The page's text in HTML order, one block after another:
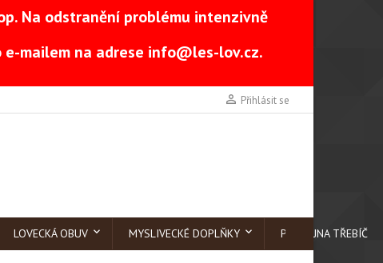
Na odstranění problému intenzivně
mailem na adrese info@les-lov.cz.
 Přihlásit se
LOVECKÁ OBUV MYSLIVECKÉ DOPLŇKY PRODEJNA TŘEBÍČ